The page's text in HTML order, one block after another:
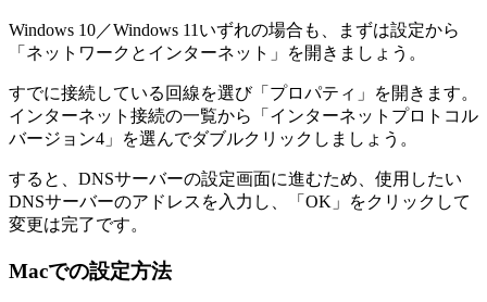
Windows 10／Windows 11いずれの場合も、まずは設定から
「ネットワークとインターネット」を開きましょう。
すでに接続している回線を選び「プロパティ」を開きます。
インターネット接続の一覧から「インターネットプロトコル
バージョン4」を選んでダブルクリックしましょう。
すると、DNSサーバーの設定画面に進むため、使用したい
DNSサーバーのアドレスを入力し、「OK」をクリックして
変更は完了です。
Macでの設定方法